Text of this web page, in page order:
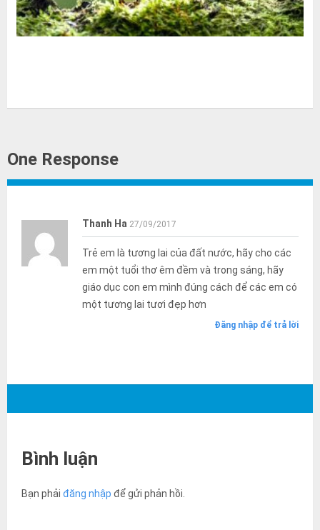
One Response
Thanh Ha 27/09/2017
Trẻ em là tương lai của đất nước, hãy cho các
em một tuổi thơ êm đềm và trong sáng, hãy
giáo dục con em mình đúng cách để các em có
một tương lai tươi đẹp hơn
Đăng nhập để trả lời
Bình luận
Bạn phải đăng nhập để gửi phản hồi.